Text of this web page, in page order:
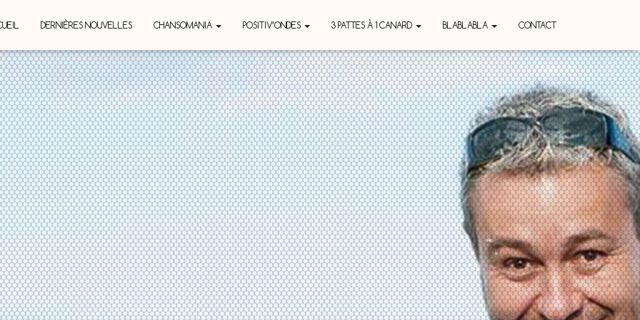
DERNIÈRES NOUVELLES CHANSOMANIA POSITIV’ONDES 3 PATTES À 1 CANARD BLABLABLA CONTACT